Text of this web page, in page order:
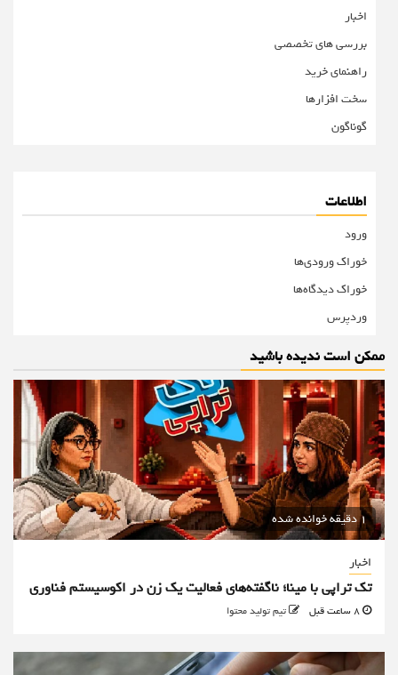
اخبار
بررسی های تخصصی
راهنمای خرید
سخت افزارها
گوناگون
اطلاعات
ورود
خوراک ورودی‌ها
خوراک دیدگاه‌ها
وردپرس
ممکن است ندیده باشید
1 دقیقه خوانده شده
اخبار
تک تراپی با مینا؛ ناگفته‌های فعالیت یک زن در اکوسیستم فناوری
تیم تولید محتوا